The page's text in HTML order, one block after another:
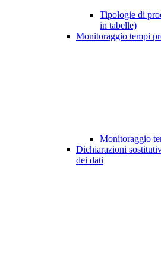
Tipologie di
in tabelle)
Monitoraggio tempi
Monitoraggio
Dichiarazioni
dei dati